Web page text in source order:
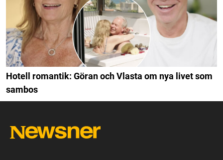
Hotell romantik: Göran och Vlasta om nya livet som
sambos